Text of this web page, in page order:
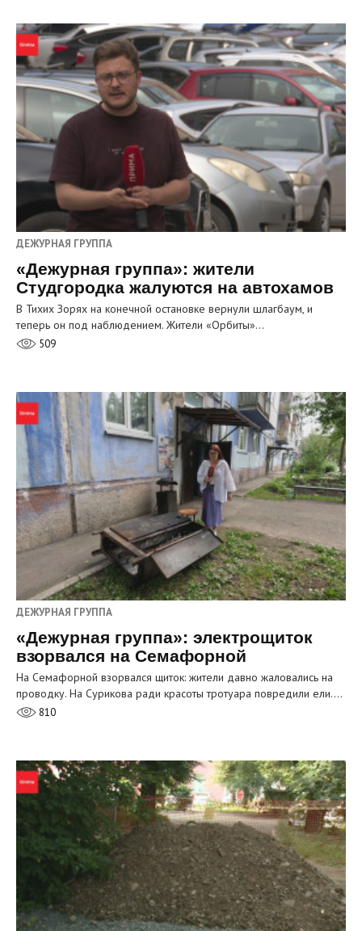
ДЕЖУРНАЯ ГРУППА
«Дежурная группа»: жители
Студгородка жалуются на автохамов
В Тихих Зорях на конечной остановке вернули шлагбаум, и
теперь он под наблюдением. Жители «Орбиты»…
509
ДЕЖУРНАЯ ГРУППА
«Дежурная группа»: электрощиток
взорвался на Семафорной
На Семафорной взорвался щиток: жители давно жаловались на
проводку. На Сурикова ради красоты тротуара повредили ели.…
810